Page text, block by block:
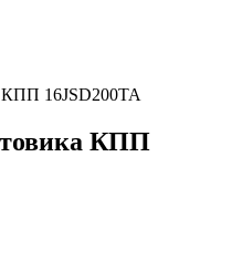
КПП 16JSD200TA
КПП